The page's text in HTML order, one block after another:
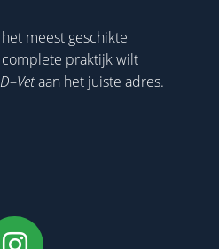
meest geschikte
praktijk wilt
–Vetaan het juiste adres.